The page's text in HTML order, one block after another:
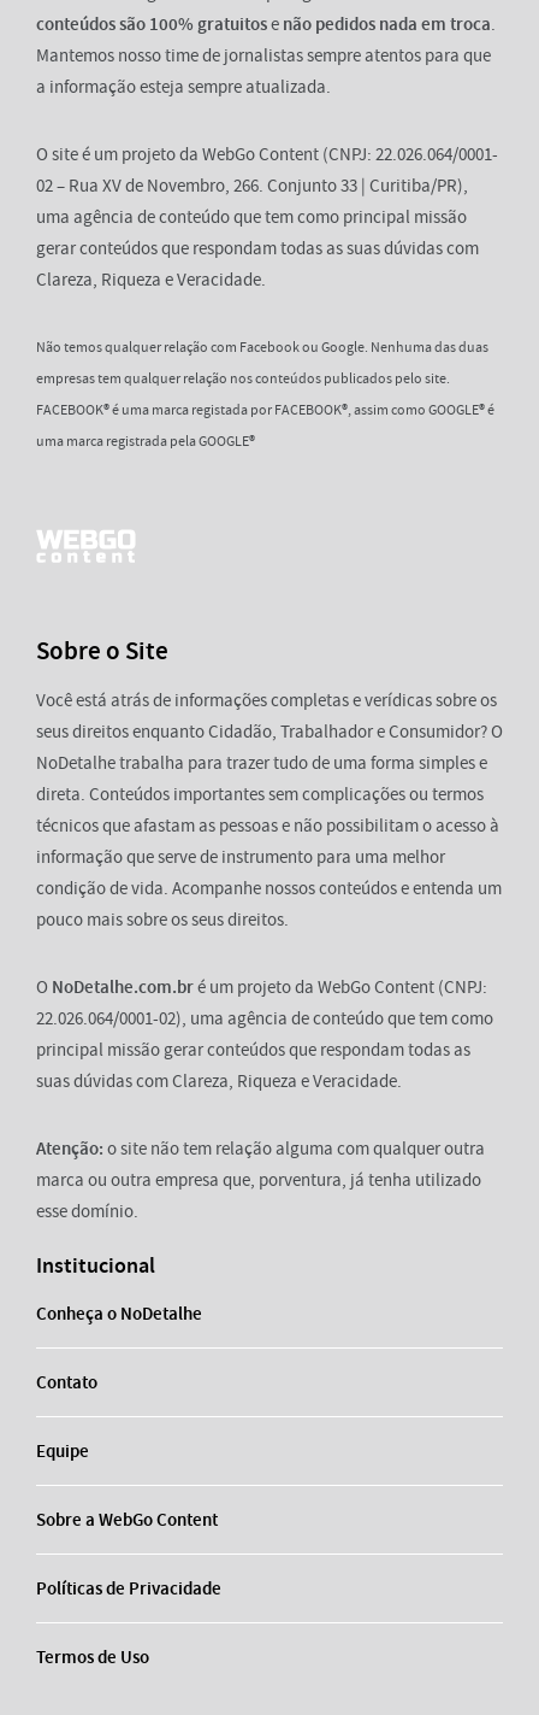
conteúdos são 100% gratuitose não pedidos nada em troca.
Mantemos nosso time de jornalistas sempre atentos para que
a informação esteja sempre atualizada.
O site é um projeto da WebGo Content (CNPJ: 22.026.064/0001-
02 – Rua XV de Novembro, 266. Conjunto 33 | Curitiba/PR),
uma agência de conteúdo que tem como principal missão
gerar conteúdos que respondam todas as suas dúvidas com
Clareza, Riqueza e Veracidade.
Não temos qualquer relação com Facebook ou Google. Nenhuma das duas
empresas tem qualquer relação nos conteúdos publicados pelo site.
FACEBOOK® é uma marca registada por FACEBOOK®, assim como GOOGLE® é
uma marca registrada pela GOOGLE®
Sobre o Site
Você está atrás de informações completas e verídicas sobre os
seus direitos enquanto Cidadão, Trabalhador e Consumidor? O
NoDetalhe trabalha para trazer tudo de uma forma simples e
direta. Conteúdos importantes sem complicações ou termos
técnicos que afastam as pessoas e não possibilitam o acesso à
informação que serve de instrumento para uma melhor
condição de vida. Acompanhe nossos conteúdos e entenda um
pouco mais sobre os seus direitos.
O NoDetalhe.com.bré um projeto da WebGo Content (CNPJ:
22.026.064/0001-02), uma agência de conteúdo que tem como
principal missão gerar conteúdos que respondam todas as
suas dúvidas com Clareza, Riqueza e Veracidade.
Atenção: o site não tem relação alguma com qualquer outra
marca ou outra empresa que, porventura, já tenha utilizado
esse domínio.
Institucional
Conheça o NoDetalhe
Contato
Equipe
Sobre a WebGo Content
Políticas de Privacidade
Termos de Uso